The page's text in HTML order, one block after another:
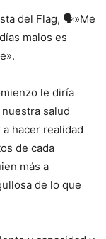
del Flag, 🗣️»Me
malos es
le diría
salud
hacer realidad
de cada
más a
de lo que